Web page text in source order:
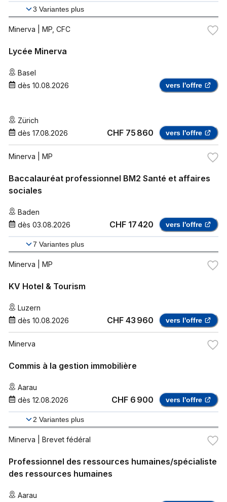
3 Variantes plus
Minerva | MP, CFC
Lycée Minerva
Basel
dès 10.08.2026 vers l'offre
Zürich
dès 17.08.2026 CHF 75 860 vers l'offre
Minerva | MP
Baccalauréat professionnel BM2 Santé et affaires
sociales
Baden
dès 03.08.2026 CHF 17 420 vers l'offre
7 Variantes plus
Minerva | MP
KV Hotel & Tourism
Luzern
dès 10.08.2026 CHF 43 960 vers l'offre
Minerva
Commis à la gestion immobilière
Aarau
dès 12.08.2026 CHF 6 900 vers l'offre
2 Variantes plus
Minerva | Brevet fédéral
Professionnel des ressources humaines/spécialiste
des ressources humaines
Aarau